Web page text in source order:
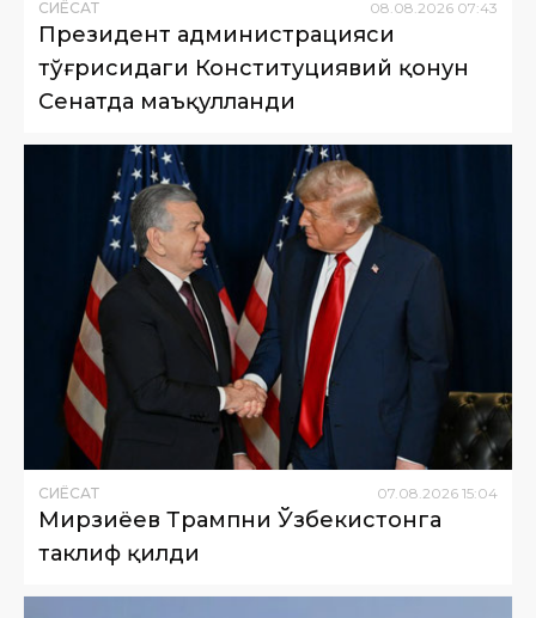
СИËСАТ 08 08 2026 07:43
Президент администрацияси
тўғрисидаги Конституциявий қонун
Сенатда маъқулланди
СИËСАТ 07.08.2026 15:04
Мирзиёев Трампни Ўзбекистонга
таклиф қилди